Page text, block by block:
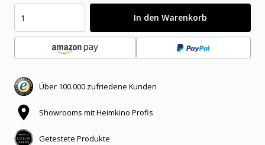
In den Warenkorb
Über 100.000 zufriedene Kunden
Showrooms mit Heimkino Profis
Getestete Produkte